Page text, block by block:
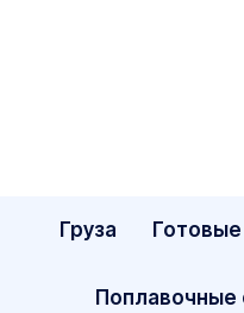
Груза
Поплавочные